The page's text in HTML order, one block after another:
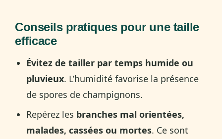
Conseils pratiques pour une taille
efficace
Évitez de tailler par temps humide ou
pluvieux. L’humidité favorise la présence
de spores de champignons.
Repérez les branches mal orientées,
malades, cassées ou mortes. Ce sont